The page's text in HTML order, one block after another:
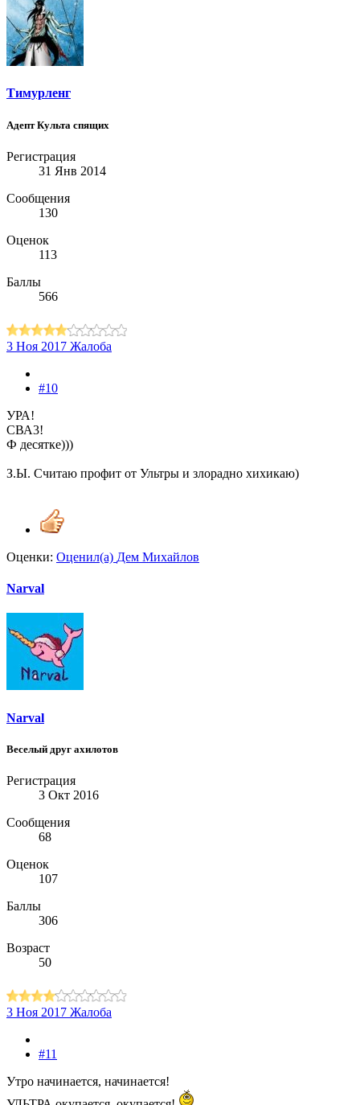
Тимурленг
Адепт Культа спящих
Регистрация
31 Янв 2014
Сообщения
130
Оценок
113
Баллы
566
3 Ноя 2017 Жалоба
#10
УРА!
СВА3!
Ф десятке)))
З.Ы. Считаю профит от Ультры и злорадно хихикаю)
Оценки: Оценил(а) Дем Михайлов
Narval
Narval
Веселый друг ахилотов
Регистрация
3 Окт 2016
Сообщения
68
Оценок
107
Баллы
306
Возраст
50
3 Ноя 2017 Жалоба
#11
Утро начинается, начинается!